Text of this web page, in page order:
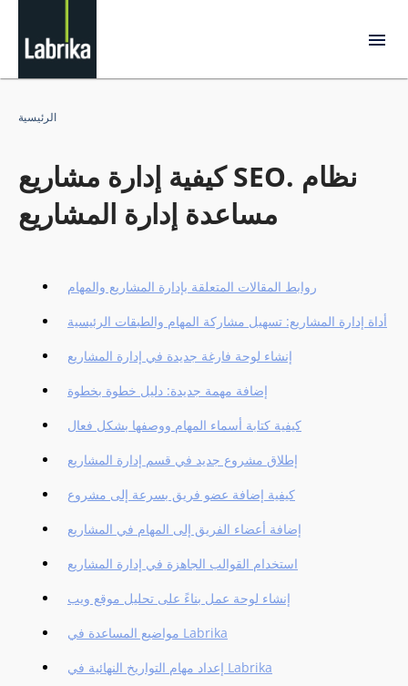
الرئيسية
كيفية إدارة مشاريع SEO. نظام
مساعدة إدارة المشاريع
روابط المقالات المتعلقة بإدارة المشاريع والمهام
أداة إدارة المشاريع: تسهيل مشاركة المهام والطبقات الرئيسية
إنشاء لوحة فارغة جديدة في إدارة المشاريع
إضافة مهمة جديدة: دليل خطوة بخطوة
كيفية كتابة أسماء المهام ووصفها بشكل فعال
إطلاق مشروع جديد في قسم إدارة المشاريع
كيفية إضافة عضو فريق بسرعة إلى مشروع
إضافة أعضاء الفريق إلى المهام في المشاريع
استخدام القوالب الجاهزة في إدارة المشاريع
إنشاء لوحة عمل بناءً على تحليل موقع ويب
مواضيع المساعدة في Labrika
إعداد مهام التواريخ النهائية في Labrika